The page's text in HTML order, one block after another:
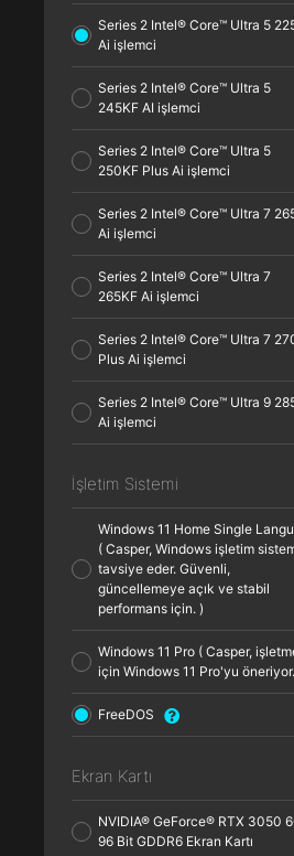
Series 2 Intel® Core™ Ultra 5
Ai işlemci
Series 2 Intel® Core™ Ultra 5
245KF AI işlemci
Series 2 Intel® Core™ Ultra 5
250KF Plus Ai işlemci
Series 2 Intel® Core™ Ultra 7
Ai işlemci
Series 2 Intel® Core™ Ultra 7
265KF Ai işlemci
Series 2 Intel® Core™ Ultra 7
Plus Ai işlemci
Series 2 Intel® Core™ Ultra 9
Ai işlemci
İşletim Sistemi
Windows 11 Home Single
( Casper, Windows işletim
tavsiye eder. Güvenli,
güncellemeye açık ve stabil
performans için. )
Windows 11 Pro ( Casper,
için Windows 11 Pro'yu
FreeDOS
Ekran Kartı
NVIDIA® GeForce® RTX 3050
96 Bit GDDR6 Ekran Kartı